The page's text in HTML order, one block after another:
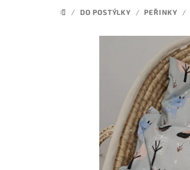
DOMŮ
/ DO POSTÝLKY / PEŘINKY /